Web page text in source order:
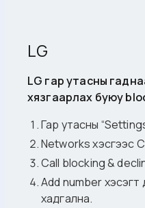
LG
LG гар утасны
хязгаарлах буюу
Гар утасны
Networks хэсгээс
Call blocking &
Add number хэсэгт
хадгална.